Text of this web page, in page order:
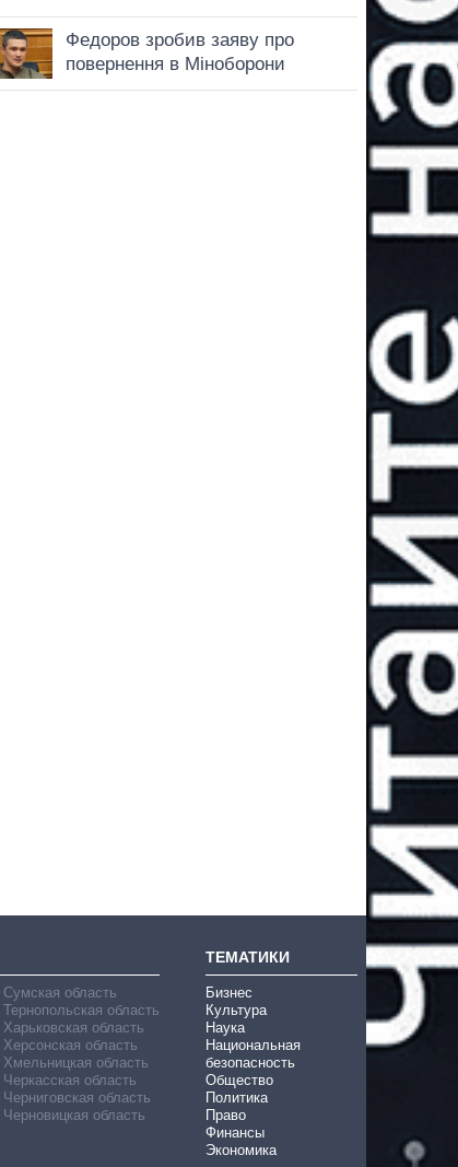
Сумская область
Тернопольская область
Харьковская область
Херсонская область
Хмельницкая область
Черкасская область
Черниговская область
Черновицкая область
ТЕМАТИКИ
Бизнес
Культура
Наука
Национальная
безопасность
Общество
Политика
Право
Финансы
Экономика